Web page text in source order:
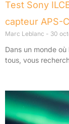
Test Sony
capteur APS-C
Marc Leblanc 30
Dans un monde
tous, vous